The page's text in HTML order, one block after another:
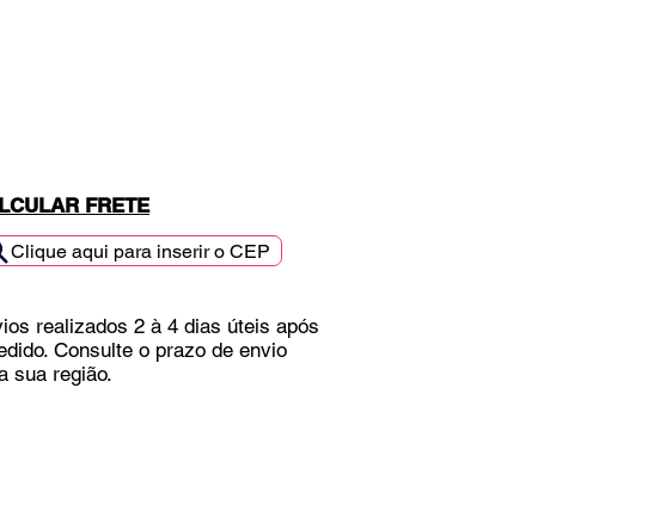
FRETE
Clique aqui para inserir o CEP
realizados 2 à 4 dias úteis após
Consulte o prazo de envio
sua região.